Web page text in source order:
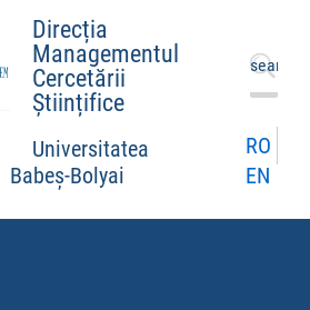
Direcția
Managementul
Cercetării
Științifice
Universitatea
Babeș-Bolyai
Caută
după:
RO
EN